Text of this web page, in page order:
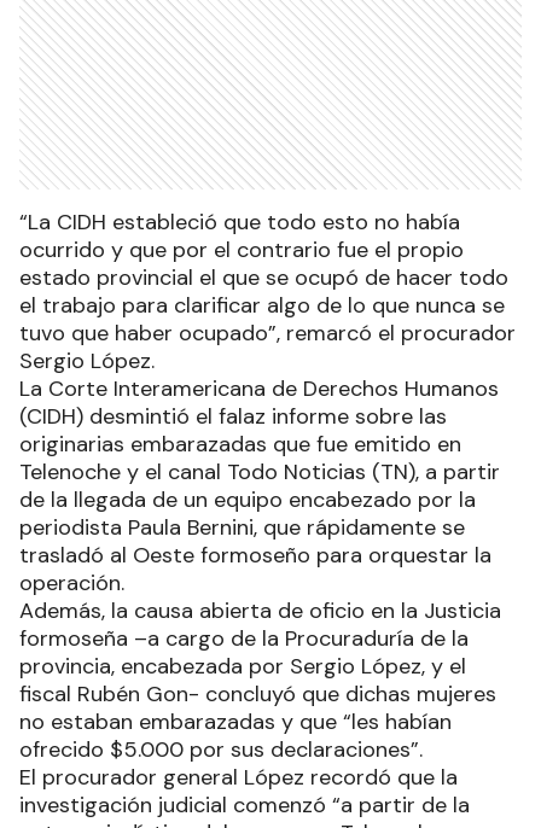
“La CIDH estableció que todo esto no había
ocurrido y que por el contrario fue el propio
estado provincial el que se ocupó de hacer todo
el trabajo para clarificar algo de lo que nunca se
tuvo que haber ocupado”, remarcó el procurador
Sergio López.
La Corte Interamericana de Derechos Humanos
(CIDH) desmintió el falaz informe sobre las
originarias embarazadas que fue emitido en
Telenoche y el canal Todo Noticias (TN), a partir
de la llegada de un equipo encabezado por la
periodista Paula Bernini, que rápidamente se
trasladó al Oeste formoseño para orquestar la
operación.
Además, la causa abierta de oficio en la Justicia
formoseña –a cargo de la Procuraduría de la
provincia, encabezada por Sergio López, y el
fiscal Rubén Gon- concluyó que dichas mujeres
no estaban embarazadas y que “les habían
ofrecido $5.000 por sus declaraciones”.
El procurador general López recordó que la
investigación judicial comenzó “a partir de la